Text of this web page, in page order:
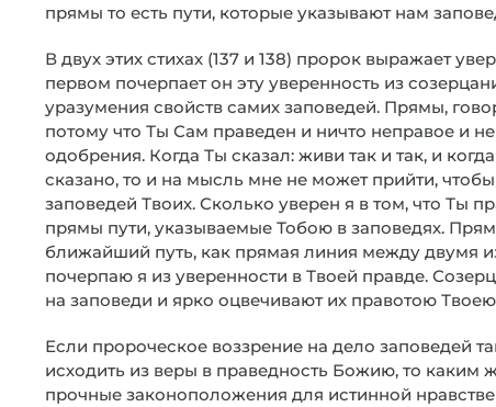
прямы то есть пути, которые указывают нам
В двух этих стихах (137 и 138) пророк выражает
первом почерпает он эту уверенность из
уразумения свойств самих заповедей. Прямы,
потому что Ты Сам праведен и ничто неправое и
одобрения. Когда Ты сказал: живи так и так, и
сказано, то и на мысль мне не может прийти,
заповедей Твоих. Сколько уверен я в том, что Ты
прямы пути, указываемые Тобою в заповедях.
ближайший путь, как прямая линия между двумя
почерпаю я из уверенности в Твоей правде.
на заповеди и ярко оцвечивают их правотою
Если пророческое воззрение на дело заповедей
исходить из веры в праведность Божию, то каким
прочные законоположения для истинной